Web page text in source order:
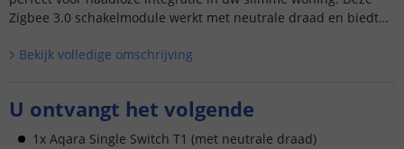
Zigbee 3.0 schakelmodule werkt met neutrale draad en biedt
Bekijk volledige omschrijving
U ontvangt het volgende
1x Aqara Single Switch T1 (met neutrale draad)